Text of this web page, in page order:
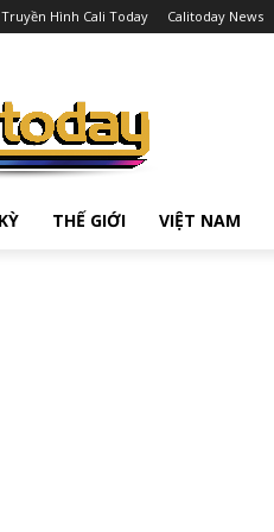
Truyền Hình Cali Today Calitoday News
THẾ GIỚI VIỆT NAM